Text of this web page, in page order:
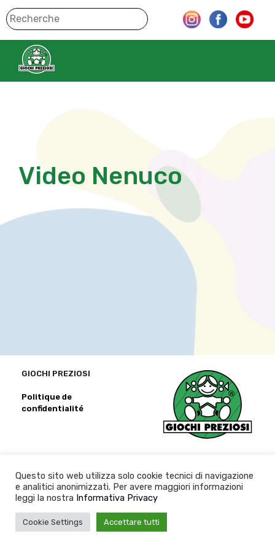
Video Nenuco
GIOCHI PREZIOSI
Politique de
confidentialité
Questo sito web utilizza solo cookie tecnici di navigazione
e analitici anonimizzati. Per avere maggiori informazioni
leggi la nostra Informativa Privacy
Cookie Settings Accettare tutti